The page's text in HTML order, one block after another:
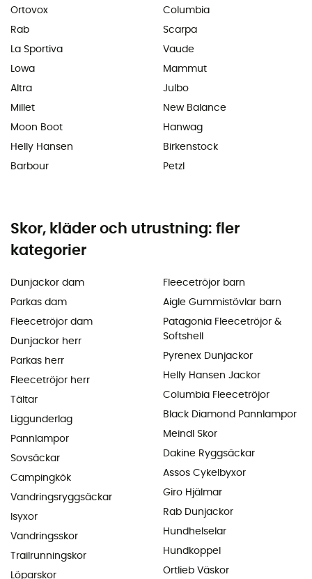
Ortovox
Rab
La Sportiva
Lowa
Altra
Millet
Moon Boot
Helly Hansen
Barbour
Columbia
Scarpa
Vaude
Mammut
Julbo
New Balance
Hanwag
Birkenstock
Petzl
Skor, kläder och utrustning: fler
kategorier
Dunjackor dam
Parkas dam
Fleecetröjor dam
Dunjackor herr
Parkas herr
Fleecetröjor herr
Tältar
Liggunderlag
Pannlampor
Sovsäckar
Campingkök
Vandringsryggsäckar
Isyxor
Vandringsskor
Trailrunningskor
Löparskor
Fleecetröjor barn
Aigle Gummistövlar barn
Patagonia Fleecetröjor &
Softshell
Pyrenex Dunjackor
Helly Hansen Jackor
Columbia Fleecetröjor
Black Diamond Pannlampor
Meindl Skor
Dakine Ryggsäckar
Assos Cykelbyxor
Giro Hjälmar
Rab Dunjackor
Hundhelselar
Hundkoppel
Ortlieb Väskor